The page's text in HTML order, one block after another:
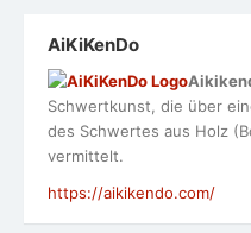
AiKiKenDo
Schwertkunst, die über
des Schwertes aus Holz
vermittelt.
https://aikikendo.com/